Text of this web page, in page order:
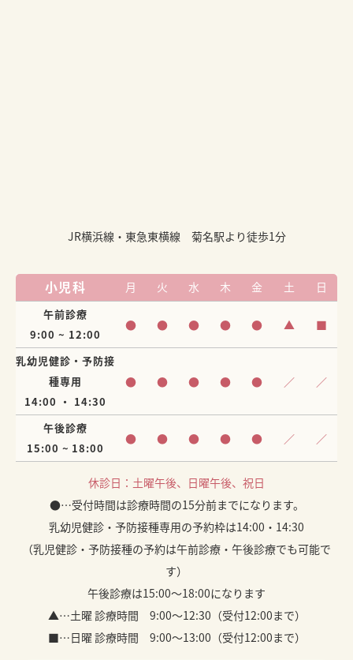
JR横浜線・東急東横線 菊名駅より徒歩1分
小児科 月 火 水 木 金 土 日
午前診療
9:00 ~ 12:00
● ● ● ● ● ▲ ■
乳幼児健診・予防接
種専用
14:00 ・ 14:30
● ● ● ● ● ／ ／
午後診療
15:00 ~ 18:00
● ● ● ● ● ／ ／
休診日：土曜午後、日曜午後、祝日
●…受付時間は診療時間の15分前までになります。
乳幼児健診・予防接種専用の予約枠は14:00・14:30
（乳児健診・予防接種の予約は午前診療・午後診療でも可能で
す）
午後診療は15:00～18:00になります
▲…土曜 診療時間 9:00～12:30（受付12:00まで）
■…日曜 診療時間 9:00～13:00（受付12:00まで）